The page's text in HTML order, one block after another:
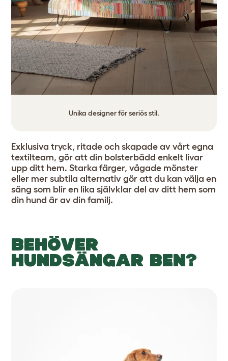
Unika designer för seriös stil.
Exklusiva tryck, ritade och skapade av vårt egna
textilteam, gör att din bolsterbädd enkelt livar
upp ditt hem. Starka färger, vågade mönster
eller mer subtila alternativ gör att du kan välja en
säng som blir en lika självklar del av ditt hem som
din hund är av din familj.
BEHÖVER
HUNDSÄNGAR BEN?